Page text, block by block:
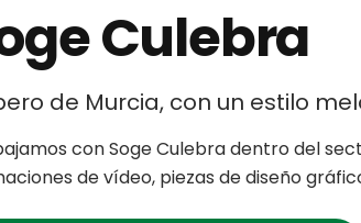
Culebra
de Murcia, con un estilo
conSoge Culebradentro del
de vídeo, piezas de diseño